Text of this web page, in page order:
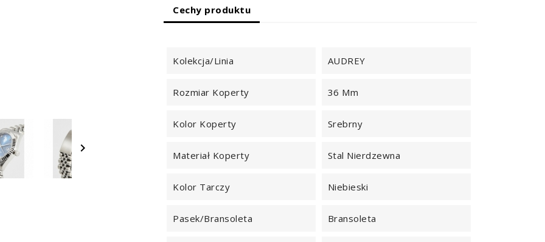

Cechy produktu
Kolekcja/Linia AUDREY
Rozmiar Koperty 36 Mm
Kolor Koperty Srebrny
Materiał Koperty Stal Nierdzewna
Kolor Tarczy Niebieski
Pasek/Bransoleta Bransoleta